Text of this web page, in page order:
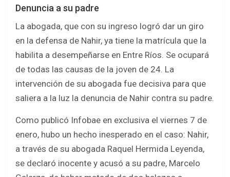
Denuncia a su padre
La abogada, que con su ingreso logró dar un giro
en la defensa de Nahir, ya tiene la matrícula que la
habilita a desempeñarse en Entre Ríos. Se ocupará
de todas las causas de la joven de 24. La
intervención de su abogada fue decisiva para que
saliera a la luz la denuncia de Nahir contra su padre.
Como publicó Infobae en exclusiva el viernes 7 de
enero, hubo un hecho inesperado en el caso: Nahir,
a través de su abogada Raquel Hermida Leyenda,
se declaró inocente y acusó a su padre, Marcelo